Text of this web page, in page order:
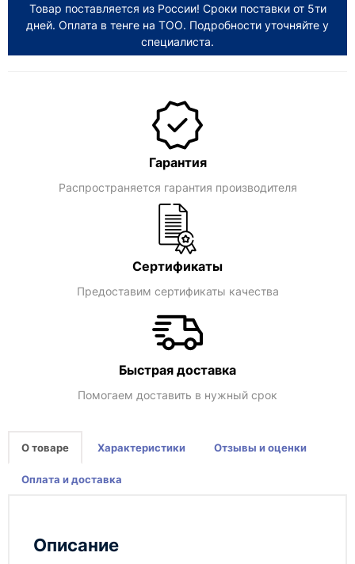
Товар поставляется из России! Сроки поставки от 5ти
дней. Оплата в тенге на ТОО. Подробности уточняйте у
специалиста.
Гарантия
Распространяется гарантия производителя
Сертификаты
Предоставим сертификаты качества
Быстрая доставка
Помогаем доставить в нужный срок
О товаре Характеристики Отзывы и оценки
Оплата и доставка
Описание